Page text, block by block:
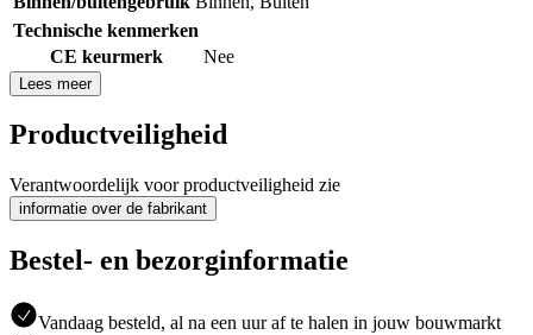
Technische kenmerken
CE keurmerk
Nee
Lees meer
Productveiligheid
Verantwoordelijk voor productveiligheid zie
informatie over de fabrikant
Bestel- en bezorginformatie
Vandaag besteld, al na een uur af te halen in jouw bouwmarkt